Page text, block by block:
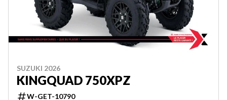
SUZUKI 2026
KINGQUAD 750XPZ
W-GET-10790